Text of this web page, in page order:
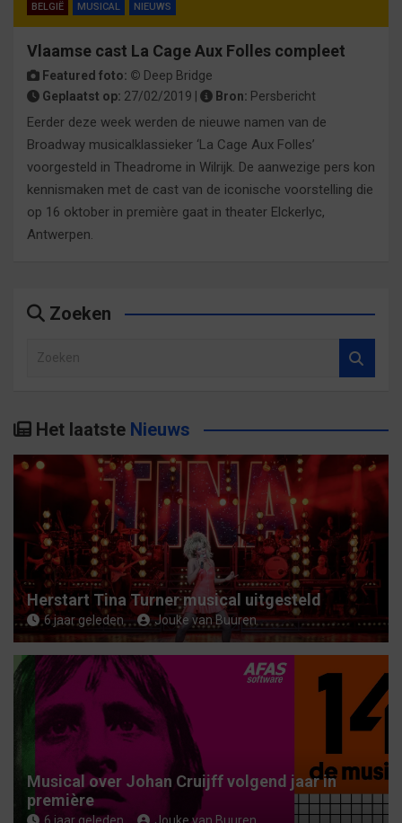
BELGIË MUSICAL NIEUWS
Vlaamse cast La Cage Aux Folles compleet
Featured foto: © Deep Bridge
Geplaatst op: 27/02/2019 | Bron: Persbericht
Eerder deze week werden de nieuwe namen van de
Broadway musicalklassieker ‘La Cage Aux Folles’
voorgesteld in Theadrome in Wilrijk. De aanwezige pers kon
kennismaken met de cast van de iconische voorstelling die
op 16 oktober in première gaat in theater Elckerlyc,
Antwerpen.
Zoeken
e
n
Het laatste Nieuws
Herstart Tina Turner musical uitgesteld
6 jaar geleden Jouke van Buuren
Musical over Johan Cruijff volgend jaar in
première